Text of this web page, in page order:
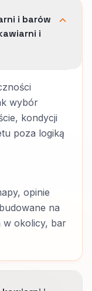
i barów
i
wybór
kondycji
poza logiką
opinie
na
w okolicy, bar